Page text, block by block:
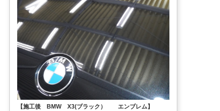
【施工後 BMW X3(ブラック） エンブレム】